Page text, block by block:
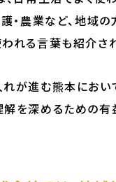
護・農業など、地域
れる言葉も紹介さ
が進む熊本におい
を深めるための有